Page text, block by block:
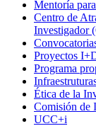
Mentoría
Centro de
Investigador
Proyectos
Programa
Ética de la
Comisión de
UCC+i